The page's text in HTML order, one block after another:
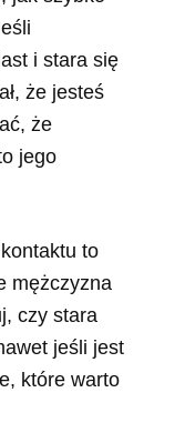
i stara się
że jesteś
że
jego
to
mężczyzna
czy stara
jeśli jest
które warto